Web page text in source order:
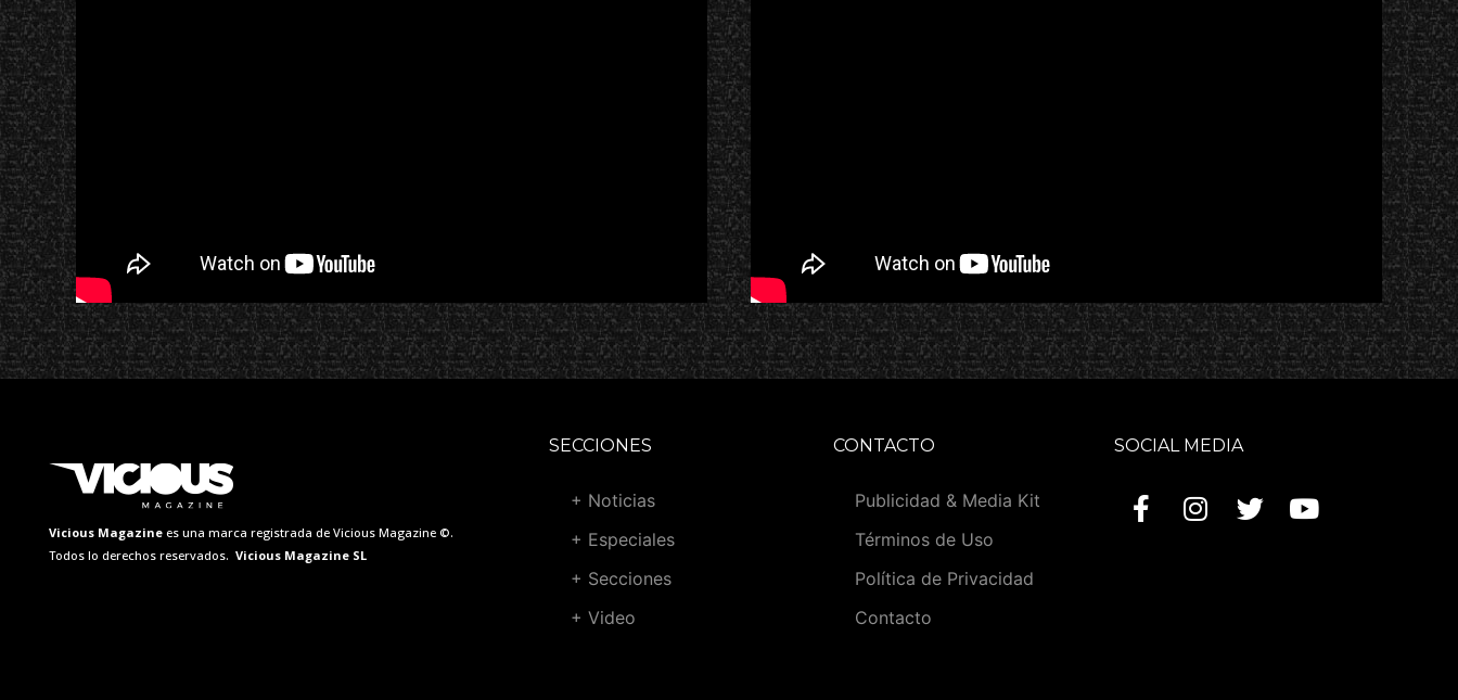
Vicious Magazine es una marca registrada de Vicious Magazine ©.
Todos lo derechos reservados. Vicious Magazine SL
SECCIONES
+ Noticias
+ Especiales
+ Secciones
+ Video
CONTACTO
Publicidad & Media Kit
Términos de Uso
Política de Privacidad
Contacto
SOCIAL MEDIA